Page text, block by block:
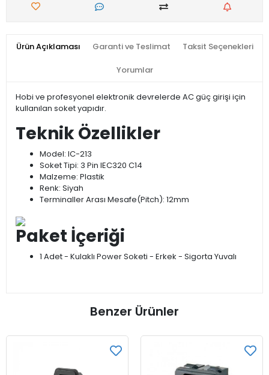
Ürün Açıklaması Garanti ve Teslimat Taksit Seçenekleri
Yorumlar
Hobi ve profesyonel elektronik devrelerde AC güç girişi için
kullanılan soket yapıdır.
Teknik Özellikler
Model: IC-213
Soket Tipi: 3 Pin IEC320 C14
Malzeme: Plastik
Renk: Siyah
Terminaller Arası Mesafe(Pitch): 12mm
Paket İçeriği
1 Adet - Kulaklı Power Soketi - Erkek - Sigorta Yuvalı
Benzer Ürünler